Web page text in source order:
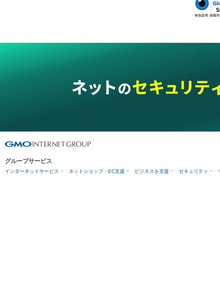
グループサービス
インターネットサービス ネットショップ・EC支援 ビジネスを支援 セキュリティ